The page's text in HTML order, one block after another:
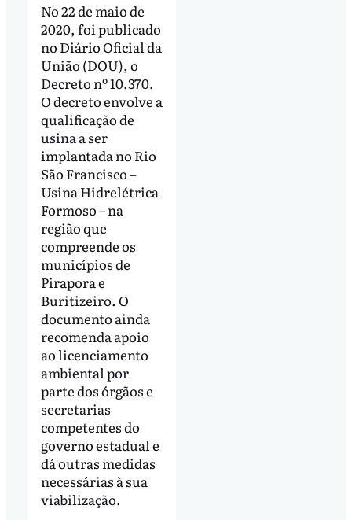
No 22 de maio de
2020, foi publicado
no Diário Oficial da
União (DOU), o
Decreto nº 10.370.
O decreto envolve a
qualificação de
usina a ser
implantada no Rio
São Francisco –
Usina Hidrelétrica
Formoso – na
região que
compreende os
municípios de
Pirapora e
Buritizeiro. O
documento ainda
recomenda apoio
ao licenciamento
ambiental por
parte dos órgãos e
secretarias
competentes do
governo estadual e
dá outras medidas
necessárias à sua
viabilização.